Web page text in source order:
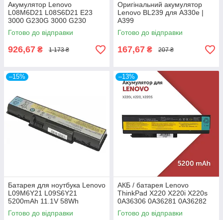
Акумулятор Lenovo
L08M6D21 L08S6D21 E23
3000 G230G 3000 G230
Готово до відправки
926,67 ₴ 1 173 ₴
Оригінальний акумулятор
Lenovo BL239 для A330e |
A399
Готово до відправки
167,67 ₴ 207 ₴
–15%
Батарея для ноутбука Lenovo
L09M6Y21 L09S6Y21
5200mAh 11.1V 58Wh
IdeaPad B450 B450A B450L
Готово до відправки
–13%
АКБ / батарея Lenovo
ThinkPad X220 X220i X220s
0A36306 0A36281 0A36282
0A36283 42T4861 42T4862
Готово до відправки